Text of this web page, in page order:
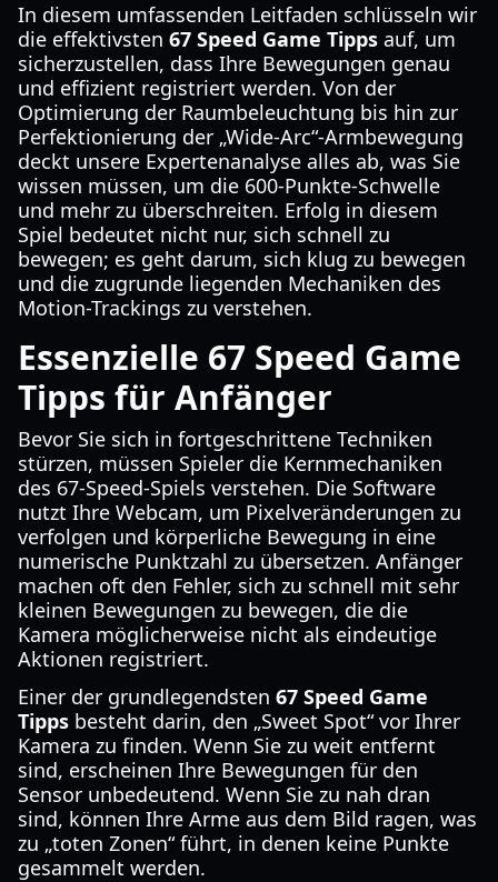
In diesem umfassenden Leitfaden schlüsseln wir
die effektivsten 67 Speed Game Tipps auf, um
sicherzustellen, dass Ihre Bewegungen genau
und effizient registriert werden. Von der
Optimierung der Raumbeleuchtung bis hin zur
Perfektionierung der „Wide-Arc“-Armbewegung
deckt unsere Expertenanalyse alles ab, was Sie
wissen müssen, um die 600-Punkte-Schwelle
und mehr zu überschreiten. Erfolg in diesem
Spiel bedeutet nicht nur, sich schnell zu
bewegen; es geht darum, sich klug zu bewegen
und die zugrunde liegenden Mechaniken des
Motion-Trackings zu verstehen.
Essenzielle 67 Speed Game
Tipps für Anfänger
Bevor Sie sich in fortgeschrittene Techniken
stürzen, müssen Spieler die Kernmechaniken
des 67-Speed-Spiels verstehen. Die Software
nutzt Ihre Webcam, um Pixelveränderungen zu
verfolgen und körperliche Bewegung in eine
numerische Punktzahl zu übersetzen. Anfänger
machen oft den Fehler, sich zu schnell mit sehr
kleinen Bewegungen zu bewegen, die die
Kamera möglicherweise nicht als eindeutige
Aktionen registriert.
Einer der grundlegendsten 67 Speed Game
Tipps besteht darin, den „Sweet Spot“ vor Ihrer
Kamera zu finden. Wenn Sie zu weit entfernt
sind, erscheinen Ihre Bewegungen für den
Sensor unbedeutend. Wenn Sie zu nah dran
sind, können Ihre Arme aus dem Bild ragen, was
zu „toten Zonen“ führt, in denen keine Punkte
gesammelt werden.